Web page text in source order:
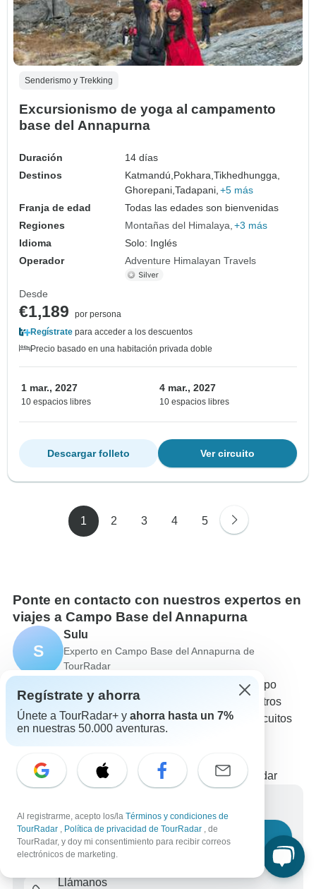
Senderismo y Trekking
Excursionismo de yoga al campamento
base del Annapurna
Duración
14 días
Destinos
Katmandú,Pokhara,Tikhedhungga,
Ghorepani,Tadapani, +5 más
Franja de edad
Todas las edades son bienvenidas
Regiones
Montañas del Himalaya +3 más
Idioma
Solo: Inglés
Operador
Adventure Himalayan Travels
Desde
€1,189
por persona
Regístrate para acceder a los descuentos
Precio basado en una habitación privada doble
1 mar., 2027
10 espacios libres
4 mar., 2027
10 espacios libres
Ver circuito
Descargar folleto
1 2 3 4 5
Ponte en contacto con nuestros expertos en
viajes a Campo Base del Annapurna
S
Sulu
Experto en Campo Base del Annapurna de
TourRadar
Sulu es uno de nuestros expertos en viajes a Campo
Base del Annapurna. ¡Ponte en contacto con nosotros
para responder a todas tus preguntas sobre los circuitos
en Campo Base del Annapurna!
Annapurna
623 reseñas verificadas de clientes de TourRadar
Haznos una pregunta
Llámanos
Regístrate y ahorra
Únete a TourRadar+ y ahorra hasta un 7%
en nuestras 50.000 aventuras.
Al registrarme, acepto los/la Términos y condiciones de
TourRadar , Política de privacidad de TourRadar , de
TourRadar, y doy mi consentimiento para recibir correos
electrónicos de marketing.